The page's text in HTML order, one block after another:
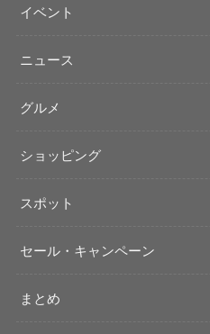
イベント
ニュース
グルメ
ショッピング
スポット
セール・キャンペーン
まとめ